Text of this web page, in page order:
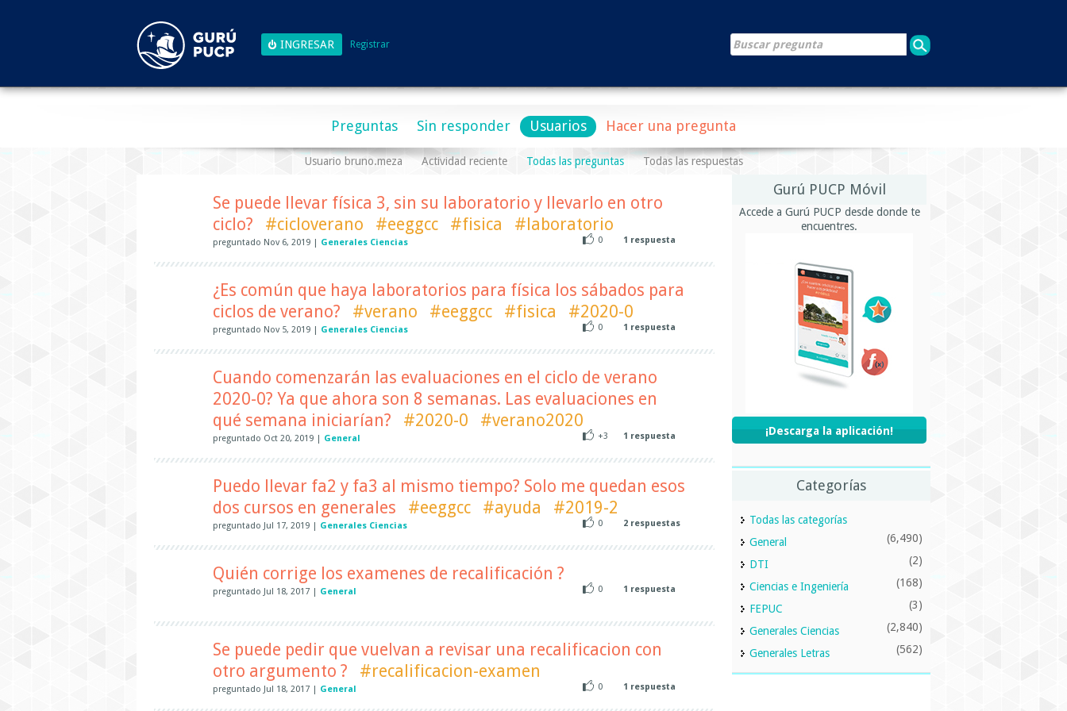
Registrar
Preguntas Sin responder Usuarios Hacer una pregunta
Usuario bruno.meza Actividad reciente Todas las preguntas Todas las respuestas
Se puede llevar física 3, sin su laboratorio y llevarlo en otro
ciclo?
#cicloverano #eeggcc #fisica #laboratorio
preguntado Nov 6, 2019 Generales Ciencias 0 1 respuesta
¿Es común que haya laboratorios para física los sábados para
ciclos de verano?
#verano #eeggcc #fisica #2020-0
preguntado Nov 5, 2019 Generales Ciencias 0 1 respuesta
Cuando comenzarán las evaluaciones en el ciclo de verano
2020-0? Ya que ahora son 8 semanas. Las evaluaciones en
qué semana iniciarían?
#2020-0 #verano2020
preguntado Oct 20, 2019 General +3 1 respuesta
Puedo llevar fa2 y fa3 al mismo tiempo? Solo me quedan esos
dos cursos en generales
#eeggcc #ayuda #2019-2
preguntado Jul 17, 2019 Generales Ciencias 0 2 respuestas
Quién corrige los examenes de recalificación ?
preguntado Jul 18, 2017 General 0 1 respuesta
Se puede pedir que vuelvan a revisar una recalificacion con
otro argumento ?
#recalificacion-examen
preguntado Jul 18, 2017 General 0 1 respuesta
Gurú PUCP Móvil
Accede a Gurú PUCP desde donde te
encuentres.
¡Descarga la aplicación!
Categorías
Todas las categorías
General
(6,490)
DTI (2)
Ciencias e Ingeniería (168)
FEPUC (3)
Generales Ciencias (2,840)
Generales Letras (562)